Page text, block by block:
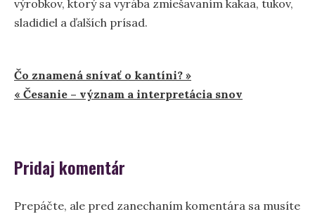
výrobkov, ktorý sa vyrába zmiešavaním kakaa, tukov,
sladidiel a ďalších prísad.
Navigácia
v
Čo znamená snívať o kantíni? »
« Česanie – význam a interpretácia snov
Pridaj komentár
Prepáčte, ale pred zanechaním komentára sa musíte